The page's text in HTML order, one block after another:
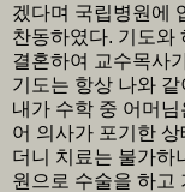
겠다며 국립병원에
찬동하였다. 기도와
결혼하여 교수목사
기도는 항상 나와 같
내가 수학 중 어머
어 의사가 포기한
더니 치료는 불가하
원으로 수술을 하고